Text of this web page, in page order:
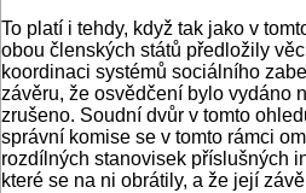
To platí i tehdy, když tak jako v
obou členských států předložily
koordinaci systémů sociálního
závěru, že osvědčení bylo vydáno
zrušeno. Soudní dvůr v tomto
správní komise se v tomto rámci
rozdílných stanovisek příslušných
které se na ni obrátily, a že její